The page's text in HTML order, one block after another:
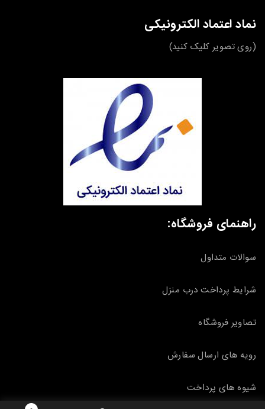
نماد اعتماد الکترونیکی
(روی تصویر کلیک کنید)
راهنمای فروشگاه:
سوالات متداول
شرایط پرداخت درب منزل
تصاویر فروشگاه
رویه های ارسال سفارش
شیوه های پرداخت